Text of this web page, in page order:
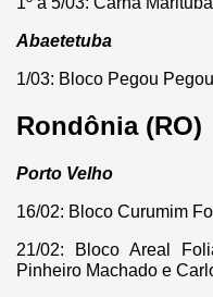
Abaetetuba
1/03: Bloco Pegou
Rondônia (RO)
Porto Velho
16/02: Bloco Curumim
21/02: Bloco Areal
Pinheiro Machado e